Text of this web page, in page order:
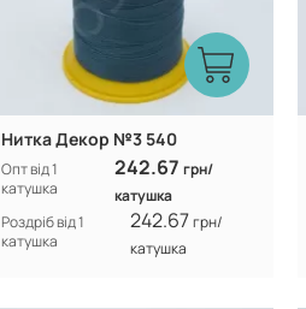
Нитка Декор №3 540
Опт від 1
катушка
242.67грн/
катушка
Роздріб від 1
катушка
242.67грн/
катушка